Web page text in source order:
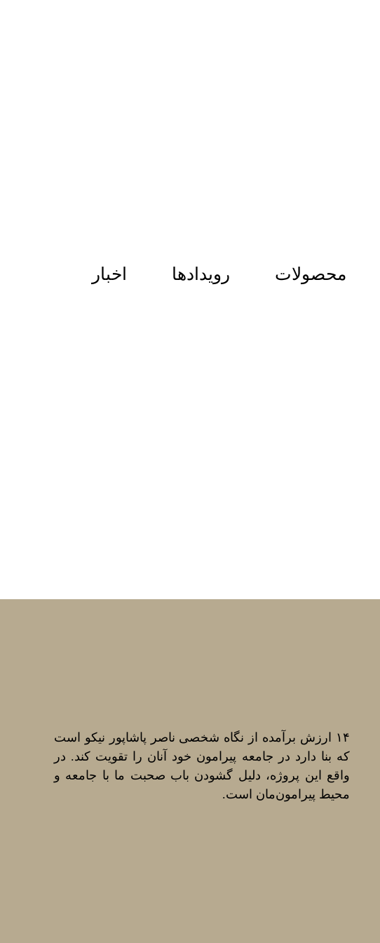
محصولات رویدادها اخبار
۱۴ ارزش برآمده از نگاه شخصی ناصر پاشاپور نیکو است
که بنا دارد در جامعه پیرامون خود آنان را تقویت کند. در
واقع این پروژه، دلیل گشودن باب صحبت ما با جامعه و
محیط پیرامون‌مان است.